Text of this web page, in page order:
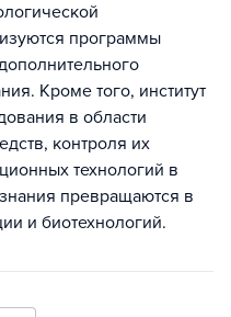
программы
Кроме того, институт
в области
контроля их
технологий в
превращаются в
и биотехнологий.